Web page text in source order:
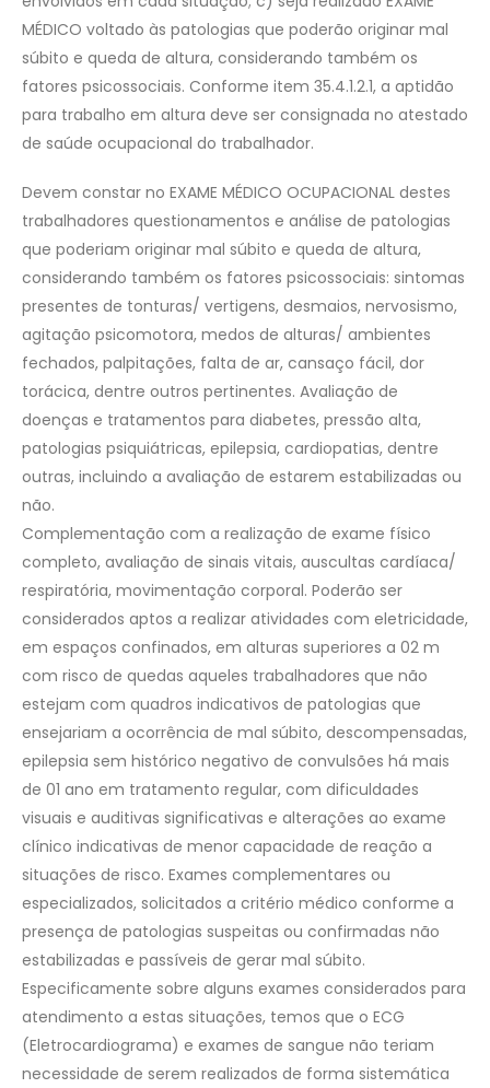
MÉDICO voltado às patologias que poderão originar mal
súbito e queda de altura, considerando também os
fatores psicossociais. Conforme item 35.4.1.2.1, a aptidão
para trabalho em altura deve ser consignada no atestado
de saúde ocupacional do trabalhador.
Devem constar no EXAME MÉDICO OCUPACIONAL destes
trabalhadores questionamentos e análise de patologias
que poderiam originar mal súbito e queda de altura,
considerando também os fatores psicossociais: sintomas
presentes de tonturas/ vertigens, desmaios, nervosismo,
agitação psicomotora, medos de alturas/ ambientes
fechados, palpitações, falta de ar, cansaço fácil, dor
torácica, dentre outros pertinentes. Avaliação de
doenças e tratamentos para diabetes, pressão alta,
patologias psiquiátricas, epilepsia, cardiopatias, dentre
outras, incluindo a avaliação de estarem estabilizadas ou
não.
Complementação com a realização de exame físico
completo, avaliação de sinais vitais, auscultas cardíaca/
respiratória, movimentação corporal. Poderão ser
considerados aptos a realizar atividades com eletricidade,
em espaços confinados, em alturas superiores a 02 m
com risco de quedas aqueles trabalhadores que não
estejam com quadros indicativos de patologias que
ensejariam a ocorrência de mal súbito, descompensadas,
epilepsia sem histórico negativo de convulsões há mais
de 01 ano em tratamento regular, com dificuldades
visuais e auditivas significativas e alterações ao exame
clínico indicativas de menor capacidade de reação a
situações de risco. Exames complementares ou
especializados, solicitados a critério médico conforme a
presença de patologias suspeitas ou confirmadas não
estabilizadas e passíveis de gerar mal súbito.
Especificamente sobre alguns exames considerados para
atendimento a estas situações, temos que o ECG
(Eletrocardiograma) e exames de sangue não teriam
necessidade de serem realizados de forma sistemática